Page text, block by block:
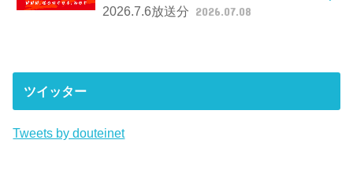
2026.7.6放送分 2026.07.08
ツイッター
Tweets by douteinet